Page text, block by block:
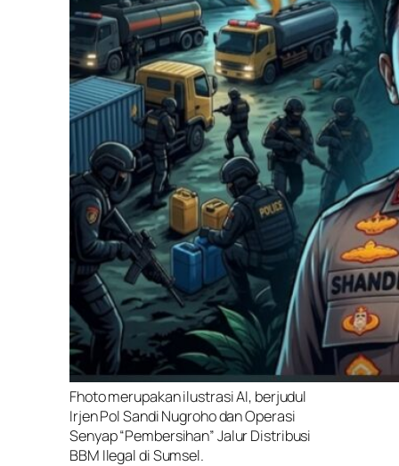
Fhoto merupakan ilustrasi AI, berjudul
Irjen Pol Sandi Nugroho dan Operasi
Senyap “Pembersihan” Jalur Distribusi
BBM Ilegal di Sumsel.